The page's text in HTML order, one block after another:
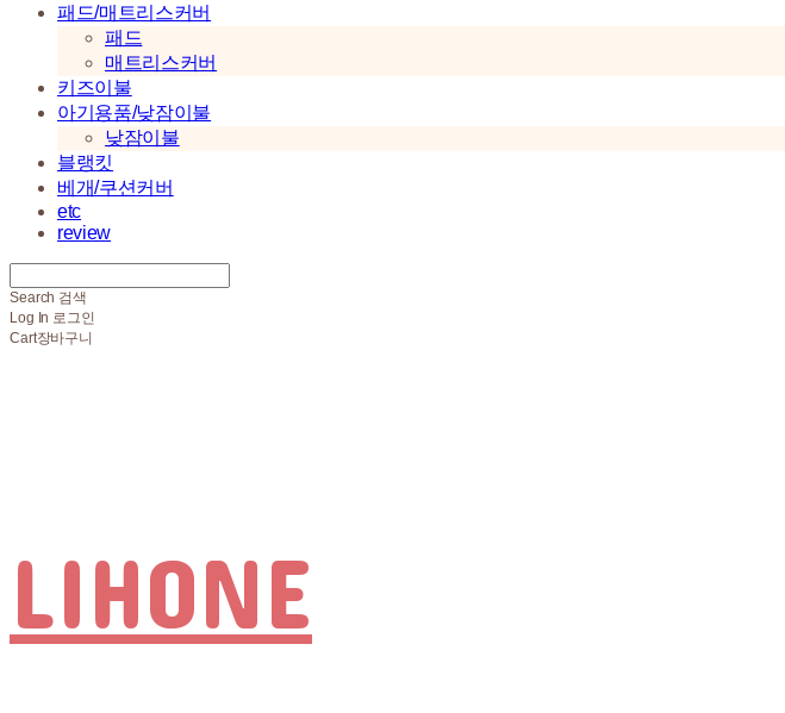
패드/매트리스커버
패드
매트리스커버
키즈이불
아기용품/낮잠이불
낮잠이불
블랭킷
베개/쿠션커버
etc
review
Search 검색
Log In 로그인
Cart장바구니
LIHONE